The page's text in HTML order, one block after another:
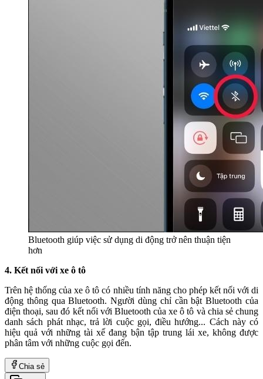
Bluetooth giúp việc sử dụng di động trở nên thuận tiện
hơn
4. Kết nối với xe ô tô
Trên hệ thống của xe ô tô có nhiều tính năng cho phép kết nối với di
động thông qua Bluetooth. Người dùng chỉ cần bật Bluetooth của
điện thoại, sau đó kết nối với Bluetooth của xe ô tô và chia sẻ chung
danh sách phát nhạc, trả lời cuộc gọi, điều hướng... Cách này có
hiệu quả với những tài xế đang bận tập trung lái xe, không được
phân tâm với những cuộc gọi đến.
Chia sẻ